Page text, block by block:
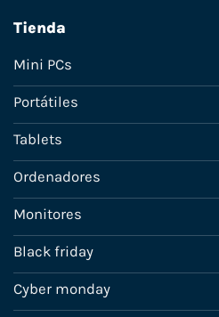
Tienda
Mini PCs
Portátiles
Tablets
Ordenadores
Monitores
Black friday
Cyber monday